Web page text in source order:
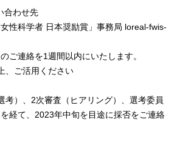
合わせ先
女性科学者 日本奨励賞」事務局 loreal-fwis-
ご連絡を1週間以内にいたします。
、ご活用ください
考）、2次審査（ヒアリング）、選考委員
経て、2023年中旬を目途に採否をご連絡